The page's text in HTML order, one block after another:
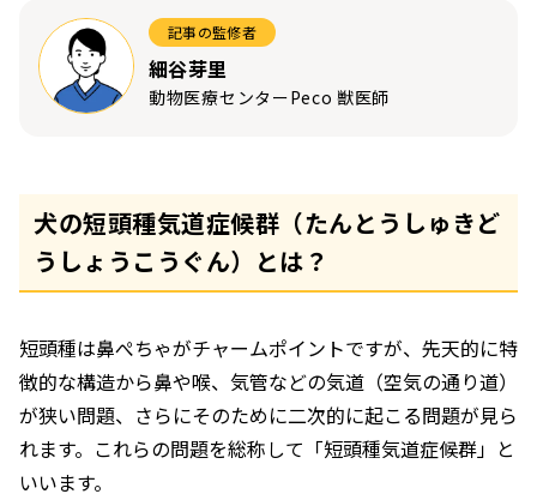
記事の監修者
細谷芽里
動物医療センターPeco 獣医師
犬の短頭種気道症候群（たんとうしゅきど
うしょうこうぐん）とは？
短頭種は鼻ぺちゃがチャームポイントですが、先天的に特
徴的な構造から鼻や喉、気管などの気道（空気の通り道）
が狭い問題、さらにそのために二次的に起こる問題が見ら
れます。これらの問題を総称して「短頭種気道症候群」と
いいます。